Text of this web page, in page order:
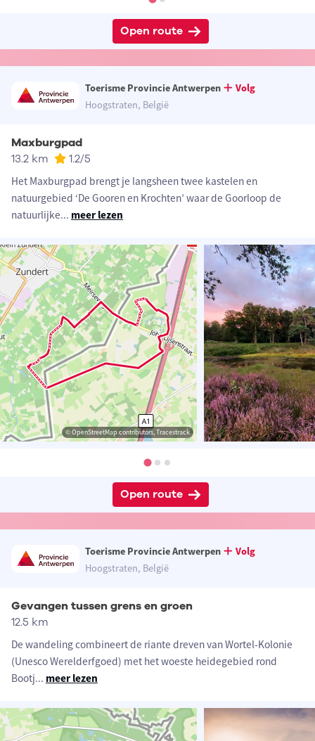
Open route
Toerisme Provincie Antwerpen
Volg
Hoogstraten, België
Maxburgpad
13.2 km 1.2/5
Het Maxburgpad brengt je langsheen twee kastelen en
natuurgebied ‘De Gooren en Krochten’ waar de Goorloop de
natuurlijke... meer lezen
© OpenStreetMap contributors, Tracestrack
Open route
Toerisme Provincie Antwerpen
Volg
Hoogstraten, België
Gevangen tussen grens en groen
12.5 km
De wandeling combineert de riante dreven van Wortel-Kolonie
(Unesco Werelderfgoed) met het woeste heidegebied rond
Bootj... meer lezen